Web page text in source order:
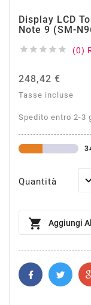
Display LCD
Note 9 (SM-
     (0)
248,42 €
Tasse incluse
Spedito entro 2-3
Quantità
 Aggiungi